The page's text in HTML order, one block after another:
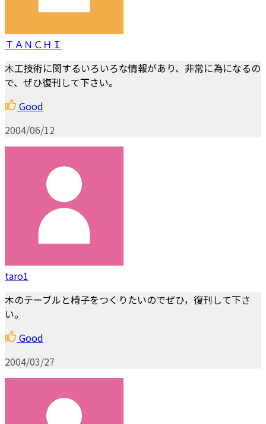
ＴＡＮＣＨＩ
木工技術に関するいろいろな情報があり、非常に為になるの
で、ぜひ復刊して下さい。
Good
2004/06/12
taro1
木のテーブルと椅子をつくりたいのでぜひ，復刊して下さ
い。
Good
2004/03/27